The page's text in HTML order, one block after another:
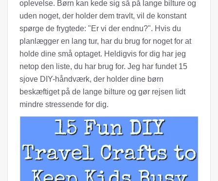
oplevelse. Børn kan kede sig så på lange bilture og
uden noget, der holder dem travlt, vil de konstant
spørge de frygtede: "Er vi der endnu?". Hvis du
planlægger en lang tur, har du brug for noget for at
holde dine små optaget. Heldigvis for dig har jeg
netop den liste, du har brug for. Jeg har fundet 15
sjove DIY-håndværk, der holder dine børn
beskæftiget på de lange bilture og gør rejsen lidt
mindre stressende for dig.